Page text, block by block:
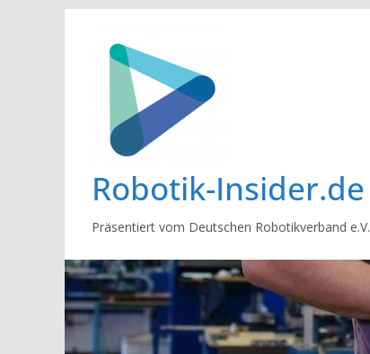
springen
Robotik-Insider.de
Präsentiert vom Deutschen Robotikverband e.V.